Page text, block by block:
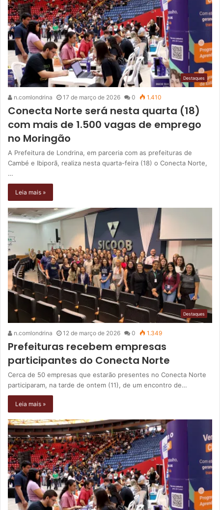
Destaques
n.comlondrina 17 de março de 2026 0 1.410
Conecta Norte será nesta quarta (18)
com mais de 1.500 vagas de emprego
no Moringão
A Prefeitura de Londrina, em parceria com as prefeituras de
Cambé e Ibiporã, realiza nesta quarta-feira (18) o Conecta Norte,
…
Leia mais »
Destaques
n.comlondrina 12 de março de 2026 0 1.349
Prefeituras recebem empresas
participantes do Conecta Norte
Cerca de 50 empresas que estarão presentes no Conecta Norte
participaram, na tarde de ontem (11), de um encontro de…
Leia mais »